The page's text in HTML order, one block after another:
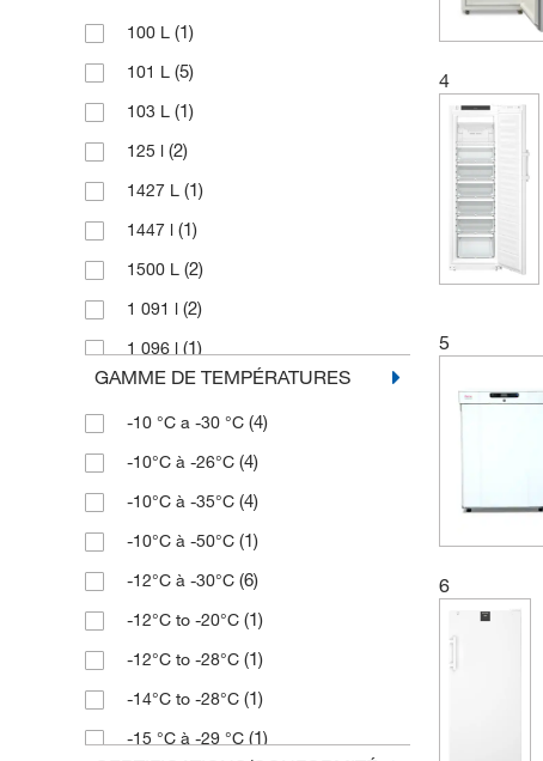
100 L (1)
101 L (5)
103 L (1)
125 l (2)
1427 L (1)
1447 l (1)
1500 L (2)
1 091 l (2)
1 096 l (1)
1 400 l(1)
218 l(2)
266 L (3)
273 l(1)
30 L(1)
316 L (1)
316 l(3)
326 L (1)
346 l(2)
35 L(2)
GAMME DE TEMPÉRATURES
-10 °C a -30 °C (4)
-10°C à -26°C (4)
-10°C à -35°C (4)
-10°C à -50°C (1)
-12°C à -30°C (6)
-12°C to -20°C (1)
-12°C to -28°C (1)
-14°C to -28°C (1)
-15 °C à -29 °C (1)
4
5
6